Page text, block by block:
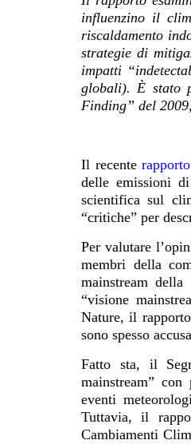
influenzino il
riscaldamento
strategie di
impatti
globali). È stato
Finding” del
Il recente
delle emissioni
scientifica sul
“critiche” per
Per valutare
membri della
mainstream
“visione
Nature, il
sono spesso
Fatto sta, il
mainstream”
eventi
Tuttavia, il
Cambiamenti